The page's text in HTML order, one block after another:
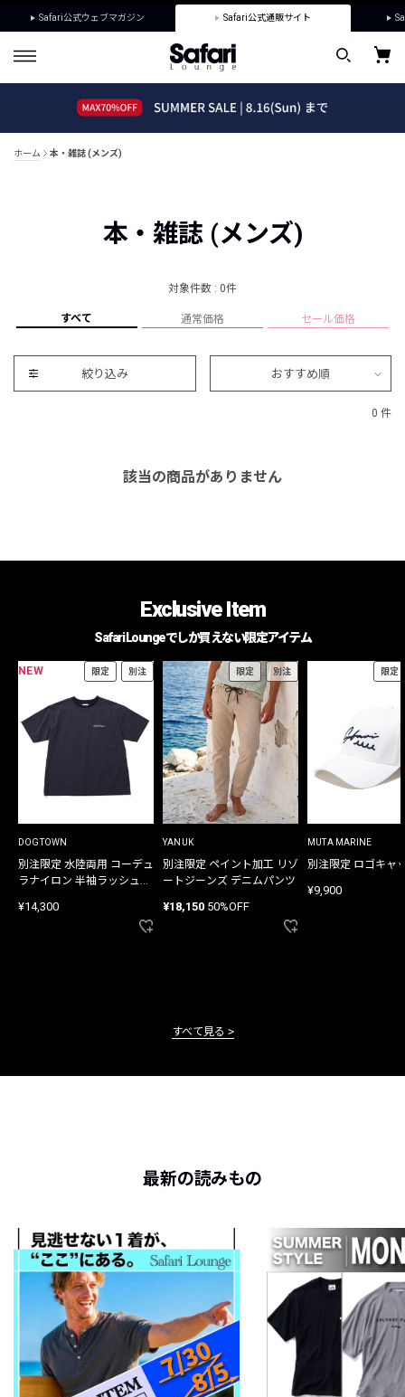
Safari公式ウェブマガジン Safari公式通販サイト
ホーム 本・雑誌 (メンズ)
本・雑誌 (メンズ)
対象件数 : 0件
すべて 通常価格 セール価格
絞り込み おすすめ順
0 件
該当の商品がありません
Exclusive Item
Safari Loungeでしか買えない限定アイテム
NEW 限定 別注
DOGTOWN
別注限定 水陸両用 コーデュ
ラナイロン 半袖ラッシュガ
¥14,300
限定 別注
YANUK
別注限定 ペイント加工 リゾ
ートジーンズ デニムパンツ
¥18,150 50%OFF
限定
MUTA MARINE
別注限定 ロゴキャ
¥9,900
すべて見る
最新の読みもの